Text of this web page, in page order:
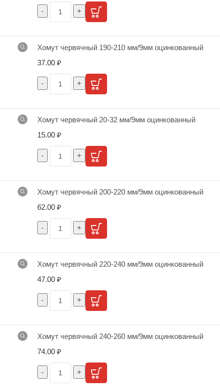
Хомут червячный 190-210 мм/9мм оцинкованный
37.00 ₽
Хомут червячный 20-32 мм/9мм оцинкованный
15.00 ₽
Хомут червячный 200-220 мм/9мм оцинкованный
62.00 ₽
Хомут червячный 220-240 мм/9мм оцинкованный
47.00 ₽
Хомут червячный 240-260 мм/9мм оцинкованный
74.00 ₽